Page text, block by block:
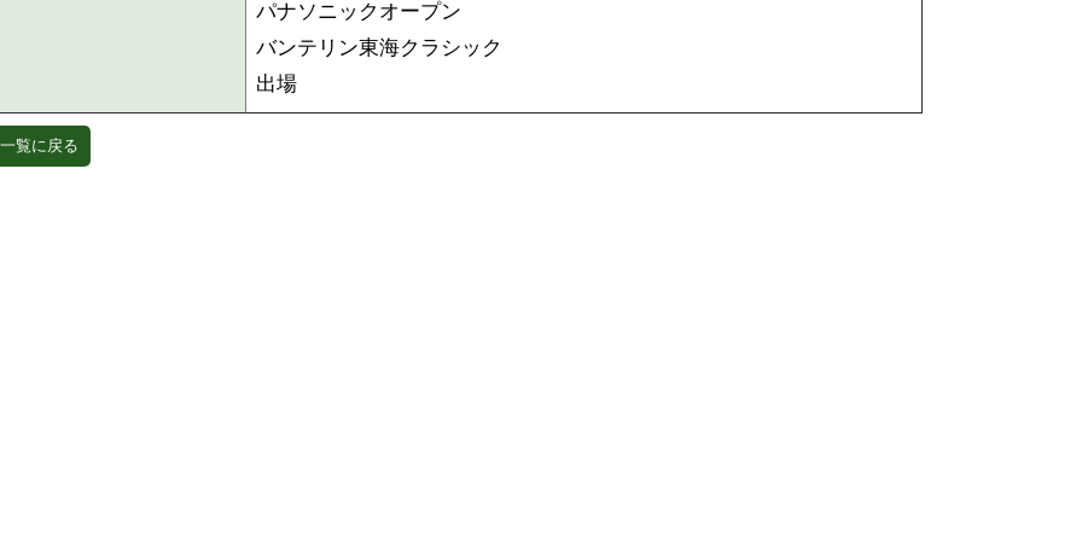
パナソニックオープン
バンテリン東海クラシック
出場
覧に戻る